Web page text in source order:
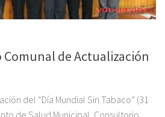
de Actualización
del “Día Mundial Sin Tabaco” (31
de Salud Municipal, Consultorio